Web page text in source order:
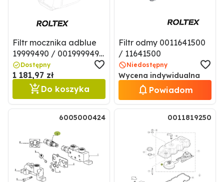
Filtr mocznika adblue
19999490 / 0019999490
/ 19896710
Dostępny
1 181,97 zł
Do koszyka
Filtr odmy 0011641500
/ 11641500
Niedostępny
Wycena indywidualna
Powiadom
6005000424 0011819250